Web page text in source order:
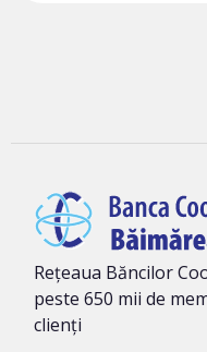
Rețeaua Băncilor
peste 650 mii de
clienți